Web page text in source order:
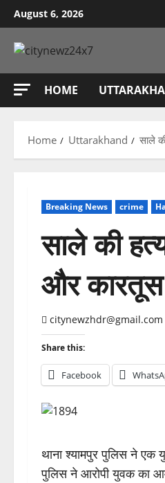
Skip
to
content
August 6, 2026
HOME
Home Uttarakhand साले
Breaking News crime
साले की
और कारतूस
citynewzhdr@gmail.com
Share this:
Facebook
थाना श्यामपुर पुलिस ने एक
पुलिस ने आरोपी युवक का